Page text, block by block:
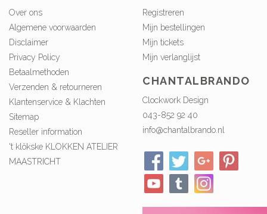
Over ons
Algemene voorwaarden
Disclaimer
Privacy Policy
Betaalmethoden
Verzenden & retourneren
Klantenservice & Klachten
Sitemap
Reseller information
't klökske KLOKKEN ATELIER
MAASTRICHT
Registreren
Mijn bestellingen
Mijn tickets
Mijn verlanglijst
CHANTALBRANDO
Clockwork Design
043-852 92 40
info@chantalbrando.nl